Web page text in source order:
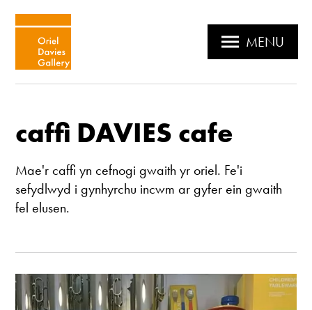
MENU
caffi DAVIES cafe
Mae'r caffi yn cefnogi gwaith yr oriel. Fe'i
sefydlwyd i gynhyrchu incwm ar gyfer ein gwaith
fel elusen.